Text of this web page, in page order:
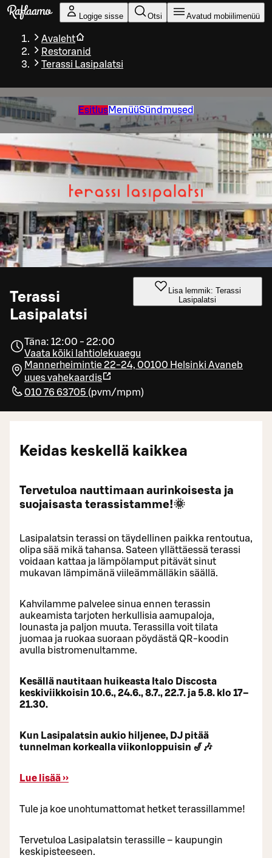
Liigu peamise sisu juurde
Logige sisse Otsi Avatud mobiilimenüü
Avaleht
Restoranid
Terassi Lasipalatsi
EsitlusMenüüSündmused
Terassi
Lasipalatsi
Lisa lemmik: Terassi
Lasipalatsi
Täna: 12:00 - 22:00
Vaata kõiki lahtiolekuaegu
Mannerheimintie 22-24, 00100 Helsinki Avaneb
uues vahekaardis
010 76 63705 (pvm/mpm)
Keidas keskellä kaikkea
Tervetuloa nauttimaan aurinkoisesta ja
suojaisasta terassistamme!🌞
Lasipalatsin terassi on täydellinen paikka rentoutua,
olipa sää mikä tahansa. Sateen yllättäessä terassi
voidaan kattaa ja lämpölamput pitävät sinut
mukavan lämpimänä viileämmälläkin säällä.
Kahvilamme palvelee sinua ennen terassin
aukeamista tarjoten herkullisia aamupaloja,
lounasta ja paljon muuta. Terassilla voit tilata
juomaa ja ruokaa suoraan pöydästä QR-koodin
avulla bistromenultamme.
Kesällä nautitaan huikeasta Italo Discosta
keskiviikkoisin 10.6., 24.6., 8.7., 22.7. ja 5.8. klo 17–
21.30.
Kun Lasipalatsin aukio hiljenee, DJ pitää
tunnelman korkealla viikonloppuisin 🎷🎶
Lue lisää ››
Tule ja koe unohtumattomat hetket terassillamme!
Tervetuloa Lasipalatsin terassille – kaupungin
keskipisteeseen.